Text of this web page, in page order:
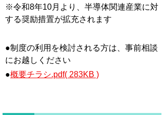
※令和8年10月より、半導体関連産業に対
する奨励措置が拡充されます
●制度の利用を検討される方は、事前相談
にお越しください
●概要チラシ.pdf( 283KB )